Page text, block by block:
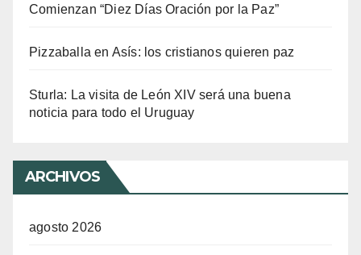
Comienzan “Diez Días Oración por la Paz”
Pizzaballa en Asís: los cristianos quieren paz
Sturla: La visita de León XIV será una buena
noticia para todo el Uruguay
ARCHIVOS
agosto 2026